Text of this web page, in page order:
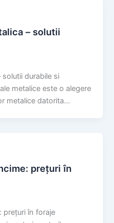
– solutii
durabile si
metalice este o alegere
metalice datorita…
prețuri în
prețuri în foraje